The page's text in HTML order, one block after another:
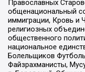
Православных
общенациональный
иммиграции, Кровь и
религиозных
общественного
национальное
Болельщиков
Файзрахманисты,